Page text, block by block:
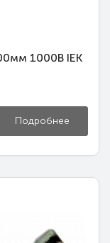
1000В IEK
Подробнее